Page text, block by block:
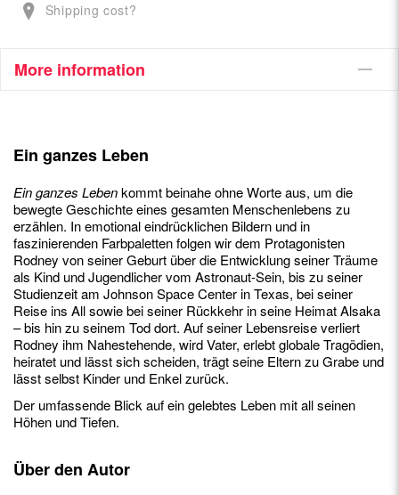
Shipping cost?
More information
Ein ganzes Leben
Ein ganzes Lebenkommt beinahe ohne Worte aus, um die
bewegte Geschichte eines gesamten Menschenlebens zu
erzählen. In emotional eindrücklichen Bildern und in
faszinierenden Farbpaletten folgen wir dem Protagonisten
Rodney von seiner Geburt über die Entwicklung seiner Träume
als Kind und Jugendlicher vom Astronaut-Sein, bis zu seiner
Studienzeit am Johnson Space Center in Texas, bei seiner
Reise ins All sowie bei seiner Rückkehr in seine Heimat Alsaka
– bis hin zu seinem Tod dort. Auf seiner Lebensreise verliert
Rodney ihm Nahestehende, wird Vater, erlebt globale Tragödien,
heiratet und lässt sich scheiden, trägt seine Eltern zu Grabe und
lässt selbst Kinder und Enkel zurück.
Der umfassende Blick auf ein gelebtes Leben mit all seinen
Höhen und Tiefen.
Über den Autor